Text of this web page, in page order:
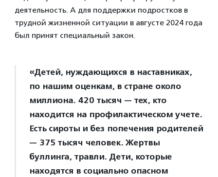
деятельность. А для поддержки подростков в
трудной жизненной ситуации в августе 2024 года
был принят специальный закон.
«Детей, нуждающихся в наставниках,
по нашим оценкам, в стране около
миллиона. 420 тысяч — тех, кто
находится на профилактическом учете.
Есть сироты и без попечения родителей
— 375 тысяч человек. Жертвы
буллинга, травли. Дети, которые
находятся в социально опасном